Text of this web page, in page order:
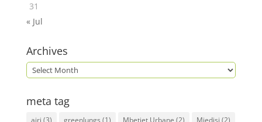
31
« Jul
Archives
meta tag